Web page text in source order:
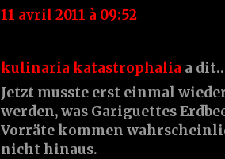
11 avril 2011 à 09:52
kulinaria katastrophalia a
Jetzt musste erst einmal
werden, was Gariguettes
Vorräte kommen
nicht hinaus.